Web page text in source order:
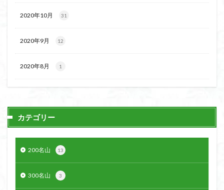
2020年10月 31
2020年9月 12
2020年8月 1
カテゴリー
200名山 13
300名山 3